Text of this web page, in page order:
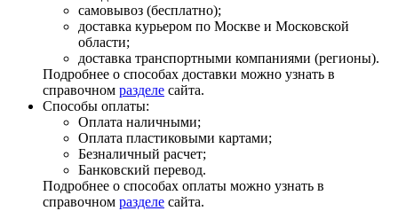
самовывоз (бесплатно);
доставка курьером по Москве и Московской
области;
доставка транспортными компаниями (регионы).
Подробнее о способах доставки можно узнать в
справочном разделе сайта.
Способы оплаты:
Оплата наличными;
Оплата пластиковыми картами;
Безналичный расчет;
Банковский перевод.
Подробнее о способах оплаты можно узнать в
справочном разделе сайта.